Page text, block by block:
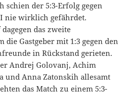
schien der 5:3-Erfolg gegen
nie wirklich gefährdet.
das zweite
die Gastgeber mit 1:3 gegen den
in Rückstand gerieten.
Andrej Golovanj, Achim
und Anna Zatonskih allesamt
das Match zu einem 5:3-